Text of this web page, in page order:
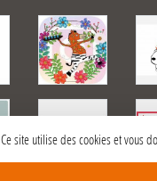
Ce site utilise des cookies et vous